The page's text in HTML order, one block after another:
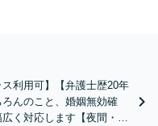
利用可】【弁護士歴20年
んのこと、婚姻無効確
く対応します【夜間・休